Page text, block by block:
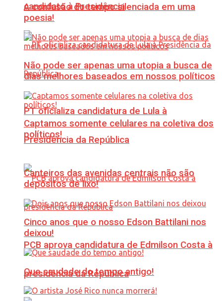
candidato à Presidência
PT oficializa candidatura de Lula à
Presidência da República
PCB aprova candidatura de Edmilson Costa à
presidência da República
A confusão do tempo silenciada em uma
poesia!
Não pode ser apenas uma utopia a busca de
dias melhores baseados em nossos políticos
Captamos somente celulares na coletiva dos
políticos!
Canteiros das avenidas centrais não são
depósitos de lixo!
Cinco anos que o nosso Edson Battilani nos
deixou!
Que saudade do tempo antigo!